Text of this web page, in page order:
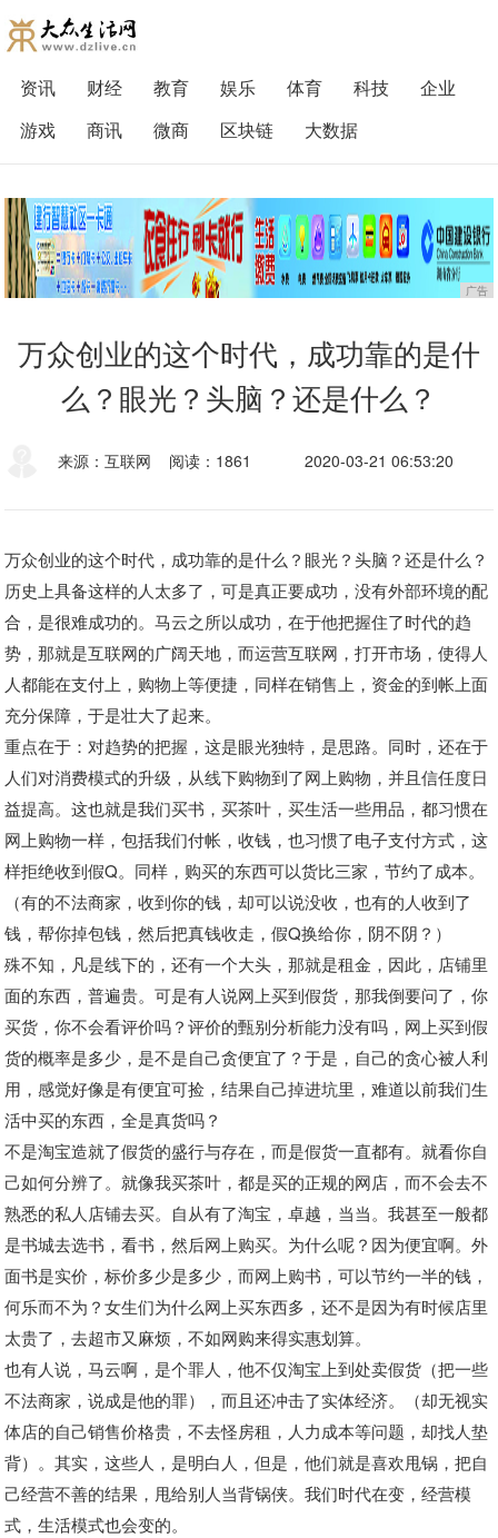
资讯 财经 教育 娱乐 体育 科技
企业
游戏
商讯 微商 区块链 大数据
广告
万众创业的这个时代，成功靠的是什
么？眼光？头脑？还是什么？
来源：互联网 阅读：1861 2020-03-21 06:53:20
万众创业的这个时代，成功靠的是什么？眼光？头脑？还是什么？
历史上具备这样的人太多了，可是真正要成功，没有外部环境的配
合，是很难成功的。马云之所以成功，在于他把握住了时代的趋
势，那就是互联网的广阔天地，而运营互联网，打开市场，使得人
人都能在支付上，购物上等便捷，同样在销售上，资金的到帐上面
充分保障，于是壮大了起来。
重点在于： 对趋势的把握，这是眼光独特，是思路。 同时，还在于
人们对消费模式的升级，从线下购物到了网上购物，并且信任度日
益提高。这也就是我们买书，买茶叶，买生活一些用品，都习惯在
网上购物一样，包括我们付帐，收钱，也习惯了电子支付方式，这
样拒绝收到假Q。同样，购买的东西可以货比三家，节约了成本。
（有的不法商家，收到你的钱，却可以说没收，也有的人收到了
钱，帮你掉包钱，然后把真钱收走，假Q换给你，阴不阴？）
殊不知，凡是线下的，还有一个大头，那就是租金，因此，店铺里
面的东西，普遍贵。可是有人说网上买到假货，那我倒要问了，你
买货，你不会看评价吗？评价的甄别分析能力没有吗，网上买到假
货的概率是多少，是不是自己贪便宜了？于是，自己的贪心被人利
用，感觉好像是有便宜可捡，结果自己掉进坑里，难道以前我们生
活中买的东西，全是真货吗？
不是淘宝造就了假货的盛行与存在，而是假货一直都有。就看你自
己如何分辨了。就像我买茶叶，都是买的正规的网店，而不会去不
熟悉的私人店铺去买。自从有了淘宝，卓越，当当。我甚至一般都
是书城去选书，看书，然后网上购买。为什么呢？因为便宜啊。外
面书是实价，标价多少是多少，而网上购书，可以节约一半的钱，
何乐而不为？女生们为什么网上买东西多，还不是因为有时候店里
太贵了，去超市又麻烦，不如网购来得实惠划算。
也有人说，马云啊，是个罪人，他不仅淘宝上到处卖假货（把一些
不法商家，说成是他的罪），而且还冲击了实体经济。（却无视实
体店的自己销售价格贵，不去怪房租，人力成本等问题，却找人垫
背）。其实，这些人，是明白人，但是，他们就是喜欢甩锅，把自
己经营不善的结果，甩给别人当背锅侠。我们时代在变，经营模
式，生活模式也会变的。